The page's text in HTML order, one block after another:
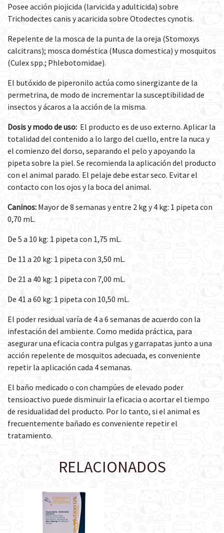
Posee acción piojicida (larvicida y adulticida) sobre
Trichodectes canis y acaricida sobre Otodectes cynotis.
Repelente de la mosca de la punta de la oreja (Stomoxys
calcitrans); mosca doméstica (Musca domestica) y mosquitos
(Culex spp.; Phlebotomidae).
El butóxido de piperonilo actúa como sinergizante de la
permetrina, de modo de incrementar la susceptibilidad de
insectos y ácaros a la acción de la misma.
Dosis y modo de uso: El producto es de uso externo. Aplicar la
totalidad del contenido a lo largo del cuello, entre la nuca y
el comienzo del dorso, separando el pelo y apoyando la
pipeta sobre la piel. Se recomienda la aplicación del producto
con el animal parado. El pelaje debe estar seco. Evitar el
contacto con los ojos y la boca del animal.
Caninos: Mayor de 8 semanas y entre 2 kg y 4 kg: 1 pipeta con
0,70 mL.
De 5 a 10 kg: 1 pipeta con 1,75 mL.
De 11 a 20 kg: 1 pipeta con 3,50 mL.
De 21 a 40 kg: 1 pipeta con 7,00 mL.
De 41 a 60 kg: 1 pipeta con 10,50 mL.
El poder residual varía de 4 a 6 semanas de acuerdo con la
infestación del ambiente. Como medida práctica, para
asegurar una eficacia contra pulgas y garrapatas junto a una
acción repelente de mosquitos adecuada, es conveniente
repetir la aplicación cada 4 semanas.
El baño medicado o con champúes de elevado poder
tensioactivo puede disminuir la eficacia o acortar el tiempo
de residualidad del producto. Por lo tanto, si el animal es
frecuentemente bañado es conveniente repetir el
tratamiento.
RELACIONADOS